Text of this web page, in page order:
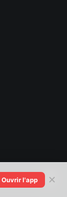
Ouvrir l'app ✕